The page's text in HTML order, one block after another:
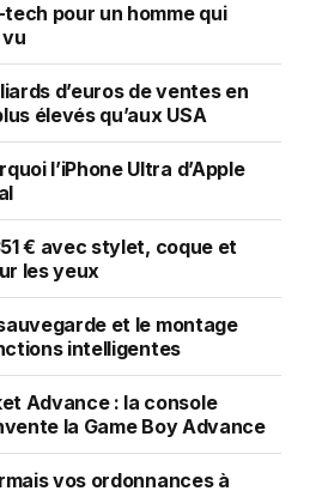
pour un homme qui
d’euros de ventes en
élevés qu’aux USA
l’iPhone Ultra d’Apple
€ avec stylet, coque et
les yeux
et le montage
intelligentes
Advance : la console
la Game Boy Advance
vos ordonnances à